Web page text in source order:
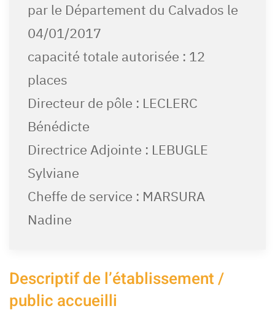
Descriptif de l’établissement /
public accueilli
par le Département du Calvados le
04/01/2017
capacité totale autorisée : 12
places
Directeur de pôle : LECLERC
Bénédicte
Directrice Adjointe : LEBUGLE
Sylviane
Cheffe de service : MARSURA
Nadine